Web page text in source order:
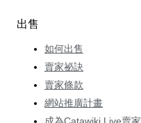
出售
如何出售
賣家祕訣
賣家條款
網站推廣計畫